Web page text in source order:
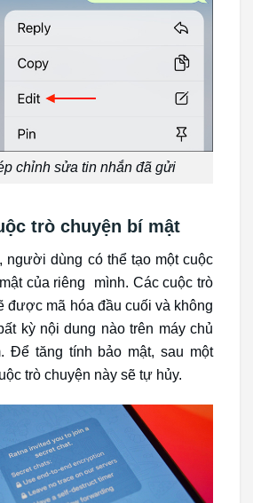
chỉnh sửa tin nhắn đã gửi
trò chuyện bí mật
người dùng có thể tạo một cuộc
của riêng mình. Các cuộc trò
được mã hóa đầu cuối và không
kỳ nội dung nào trên máy chủ
Để tăng tính bảo mật, sau một
trò chuyện này sẽ tự hủy.